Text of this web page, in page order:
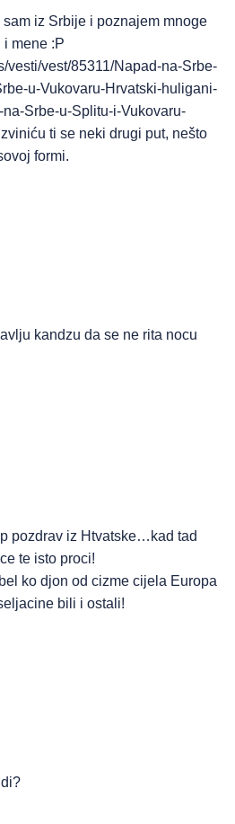
iz Srbije i poznajem mnoge
i mene :P
vesti/vest/85311/Napad-na-Srbe-
u-Vukovaru-Hrvatski-huligani-
Srbe-u-Splitu-i-Vukovaru-
ti se neki drugi put, nešto
formi.
kandzu da se ne rita nocu
pozdrav iz Htvatske…kad tad
te isto proci!
ko djon od cizme cijela Europa
bili i ostali!